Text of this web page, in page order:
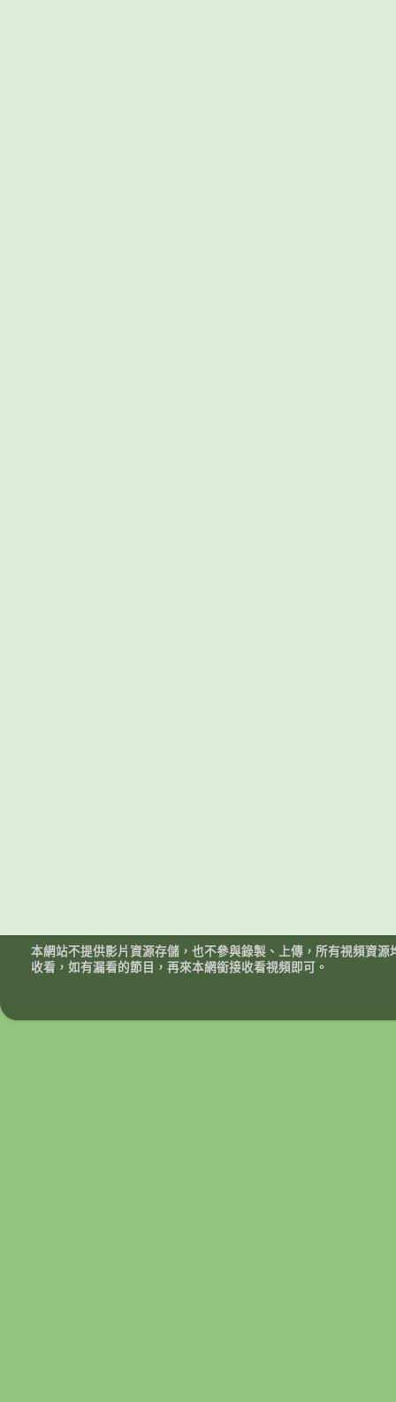
本網站不提供影片資源存儲，也不參與錄製、上傳，所有視頻資
收看，如有漏看的節目，再來本網銜接收看視頻即可。